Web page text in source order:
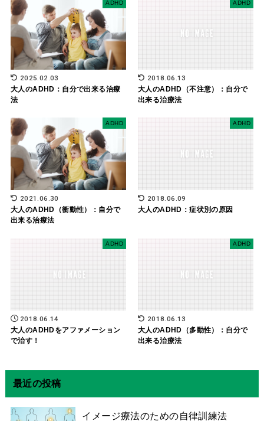
ADHD
2025.02.03
大人のADHD：自分で出来る治療
法
ADHD
2018.06.13
大人のADHD（不注意）：自分で
出来る治療法
ADHD
2021.06.30
大人のADHD（衝動性）：自分で
出来る治療法
ADHD
2018.06.09
大人のADHD：症状別の原因
ADHD
2018.06.14
大人のADHDをアファメーション
で治す！
ADHD
2018.06.13
大人のADHD（多動性）：自分で
出来る治療法
最近の投稿
イメージ療法のための自律訓練法